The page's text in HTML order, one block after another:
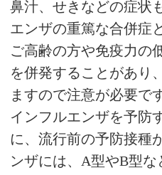
鼻汁、せきなどの症状
エンザの重篤な合併症
ご高齢の方や免疫力の
を併発することがあり
ますので注意が必要で
インフルエンザを予防
に、流行前の予防接種
ンザには、A型やB型